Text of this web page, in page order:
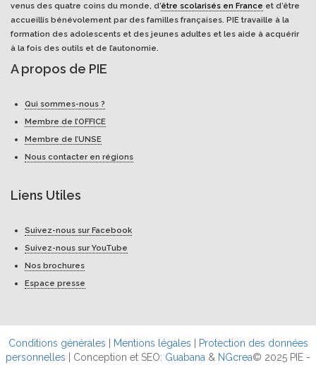
venus des quatre coins du monde, d’être scolarisés en France et d’être
accueillis bénévolement par des familles françaises. PIE travaille à la
formation des adolescents et des jeunes adultes et les aide à acquérir
à la fois des outils et de l’autonomie.
A propos de PIE
Qui sommes-nous ?
Membre de l’OFFICE
Membre de l’UNSE
Nous contacter en régions
Liens Utiles
Suivez-nous sur Facebook
Suivez-nous sur YouTube
Nos brochures
Espace presse
Conditions générales Mentions légales
Protection des données
personnelles | Conception et SEO: Guabana & NGcrea© 2025 PIE -